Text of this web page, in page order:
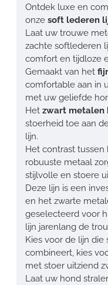
Ontdek luxe en
onze soft lederen
Laat uw trouwe
zachte softlederen
comfort en tijdloze
Gemaakt van het
comfortable aan in
met uw geliefde
Het zwart metalen
stoerheid toe aan
lijn.
Het contrast
robuuste metaal
stijlvolle en stoere
Deze lijn is een
en het zwarte
geselecteerd voor
lijn jarenlang de
Kies voor de lijn
combineert, kies
met stoer uitziend
Laat uw hond